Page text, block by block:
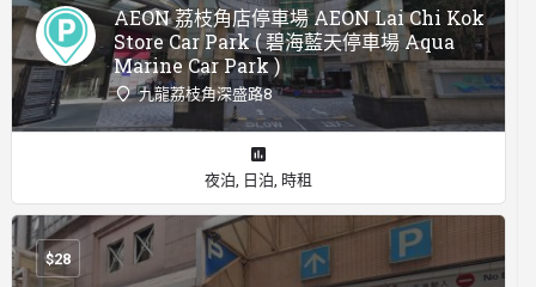
AEON 荔枝角店停車場 AEON Lai Chi Kok
Store Car Park ( 碧海藍天停車場 Aqua
Marine Car Park )
九龍荔枝角深盛路8
夜泊, 日泊, 時租
$28